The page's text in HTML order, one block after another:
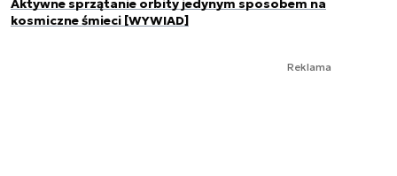
kosmiczne śmieci [WYWIAD]
Reklama